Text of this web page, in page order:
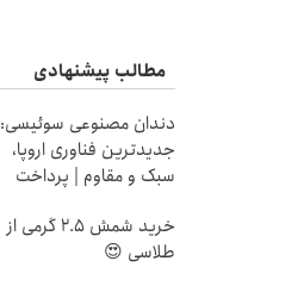
مطالب پیشنهادی
دندان مصنوعی سوئیسی:
جدیدترین فناوری اروپا،
سبک و مقاوم | پرداخت
خرید شمش 2.5 گرمی از
طلاسی 😍